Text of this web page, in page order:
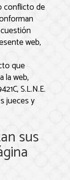
conflicto de
web,
que
la web,
S.L.N.E.
jueces y
sus